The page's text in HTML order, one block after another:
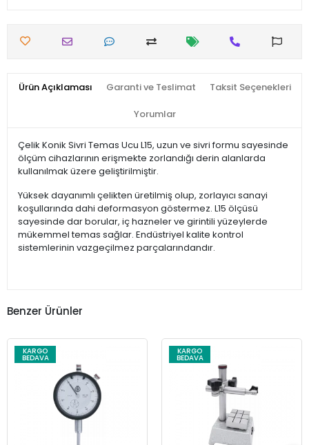
Ürün Açıklaması Garanti ve Teslimat Taksit Seçenekleri
Yorumlar
Çelik Konik Sivri Temas Ucu L15, uzun ve sivri formu sayesinde
ölçüm cihazlarının erişmekte zorlandığı derin alanlarda
kullanılmak üzere geliştirilmiştir.
Yüksek dayanımlı çelikten üretilmiş olup, zorlayıcı sanayi
koşullarında dahi deformasyon göstermez. L15 ölçüsü
sayesinde dar borular, iç hazneler ve girintili yüzeylerde
mükemmel temas sağlar. Endüstriyel kalite kontrol
sistemlerinin vazgeçilmez parçalarındandır.
Benzer Ürünler
KARGO
BEDAVA
KARGO
BEDAVA